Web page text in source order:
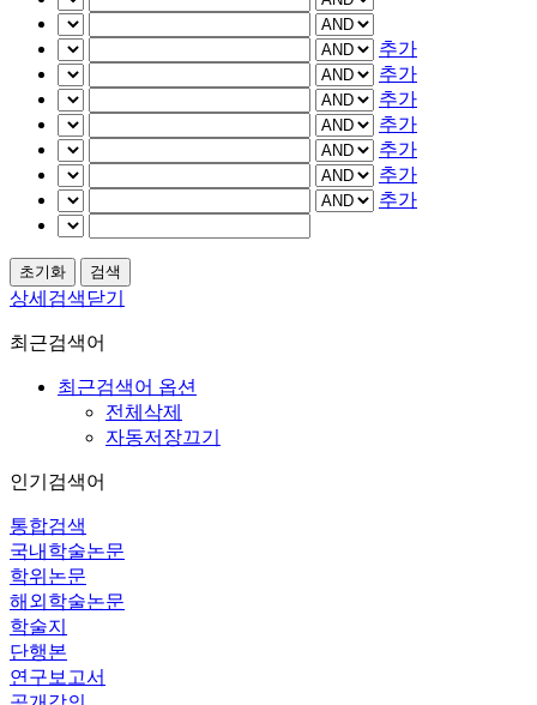
추가
추가
추가
추가
추가
추가
추가
상세검색닫기
최근검색어
최근검색어 옵션
전체삭제
자동저장끄기
인기검색어
통합검색
국내학술논문
학위논문
해외학술논문
학술지
단행본
연구보고서